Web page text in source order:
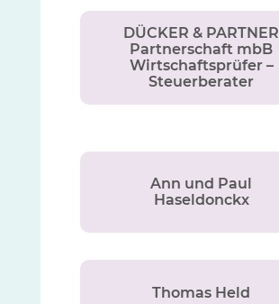
DÜCKER & PARTNER
Partnerschaft mbB
Wirtschaftsprüfer –
Steuerberater
Ann und Paul
Haseldonckx
Thomas Held